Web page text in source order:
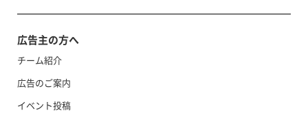
広告主の方へ
チーム紹介
広告のご案内
イベント投稿